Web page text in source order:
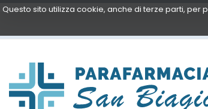
Passa
principale
Questo sito utilizza cookie, anche di terze parti, per
San
Biagio